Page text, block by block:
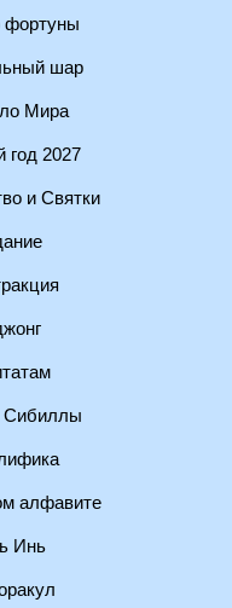
фортуны
шар
Мира
год 2027
и Святки
Сибиллы
алфавите
Инь